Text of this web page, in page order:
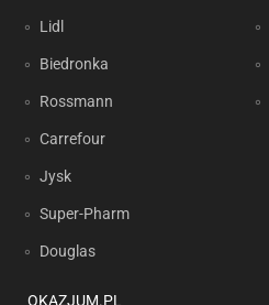
Lidl
Biedronka
Rossmann
Carrefour
Jysk
Super-Pharm
Douglas
OKAZJUM.PL